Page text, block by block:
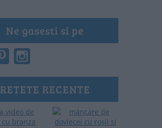
Ne gasesti si pe
RETETE RECENTE